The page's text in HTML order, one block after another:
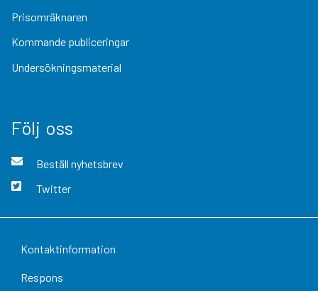
Prisomräknaren
Kommande publiceringar
Undersökningsmaterial
Följ oss
Beställ nyhetsbrev
Twitter
Kontaktinformation
Respons